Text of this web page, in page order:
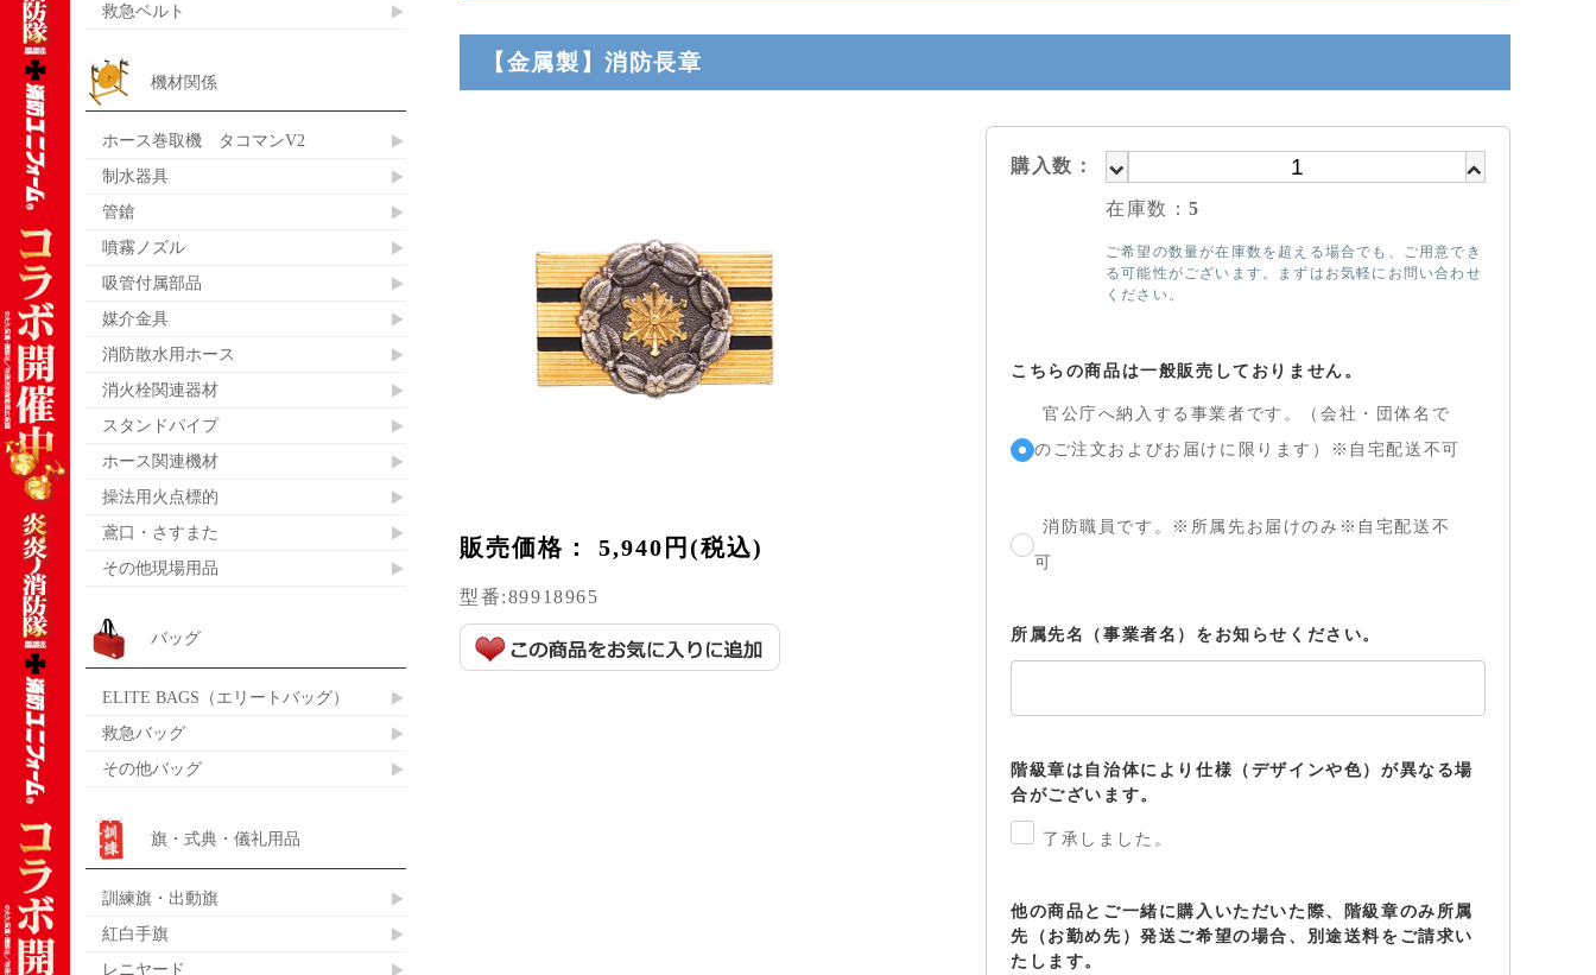
【金属製】消防長章
販売価格： 5,940円(税込)
型番:89918965
購入数：
在庫数：5
ご希望の数量が在庫数を超える場合でも、ご用意でき
る可能性がございます。まずはお気軽にお問い合わせ
ください。
こちらの商品は一般販売しておりません。
官公庁へ納入する事業者です。（会社・団体名で
のご注文およびお届けに限ります）※自宅配送不可
消防職員です。※所属先お届けのみ※自宅配送不
可
所属先名（事業者名）をお知らせください。
階級章は自治体により仕様（デザインや色）が異なる場
合がございます。
了承しました。
他の商品とご一緒に購入いただいた際、階級章のみ所属
先（お勤め先）発送ご希望の場合、別途送料をご請求い
たします。
救急ベルト
機材関係
ホース巻取機 タコマンV2
制水器具
管鎗
噴霧ノズル
吸管付属部品
媒介金具
消防散水用ホース
消火栓関連器材
スタンドパイプ
ホース関連機材
操法用火点標的
鳶口・さすまた
その他現場用品
バッグ
ELITE BAGS（エリートバッグ）
救急バッグ
その他バッグ
旗・式典・儀礼用品
訓練旗・出動旗
紅白手旗
レニヤード